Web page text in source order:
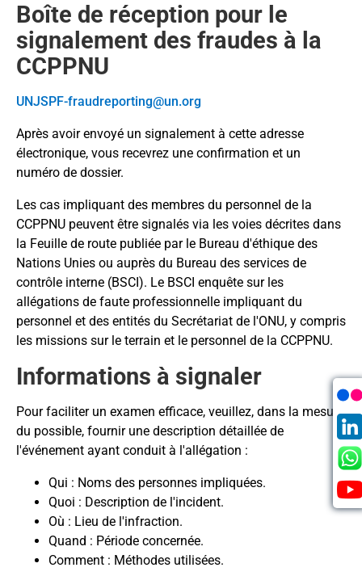
Boîte de réception pour le
signalement des fraudes à la
CCPPNU
UNJSPF-fraudreporting@un.org
Après avoir envoyé un signalement à cette adresse
électronique, vous recevrez une confirmation et un
numéro de dossier.
Les cas impliquant des membres du personnel de la
CCPPNU peuvent être signalés via les voies décrites dans
la Feuille de route publiée par le Bureau d'éthique des
Nations Unies ou auprès du Bureau des services de
contrôle interne (BSCI). Le BSCI enquête sur les
allégations de faute professionnelle impliquant du
personnel et des entités du Secrétariat de l'ONU, y compris
les missions sur le terrain et le personnel de la CCPPNU.
Informations à signaler
Pour faciliter un examen efficace, veuillez, dans la mesure
du possible, fournir une description détaillée de
l'événement ayant conduit à l'allégation :
Qui : Noms des personnes impliquées.
Quoi : Description de l'incident.
Où : Lieu de l'infraction.
Quand : Période concernée.
Comment : Méthodes utilisées.